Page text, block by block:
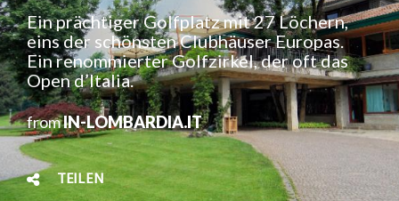
Ein prächtiger Golfplatz mit 27 Löchern,
eins der schönsten Clubhäuser Europas.
Ein renommierter Golfzirkel, der oft das
Open d’Italia.
fromIN-LOMBARDIA.IT
TEILEN